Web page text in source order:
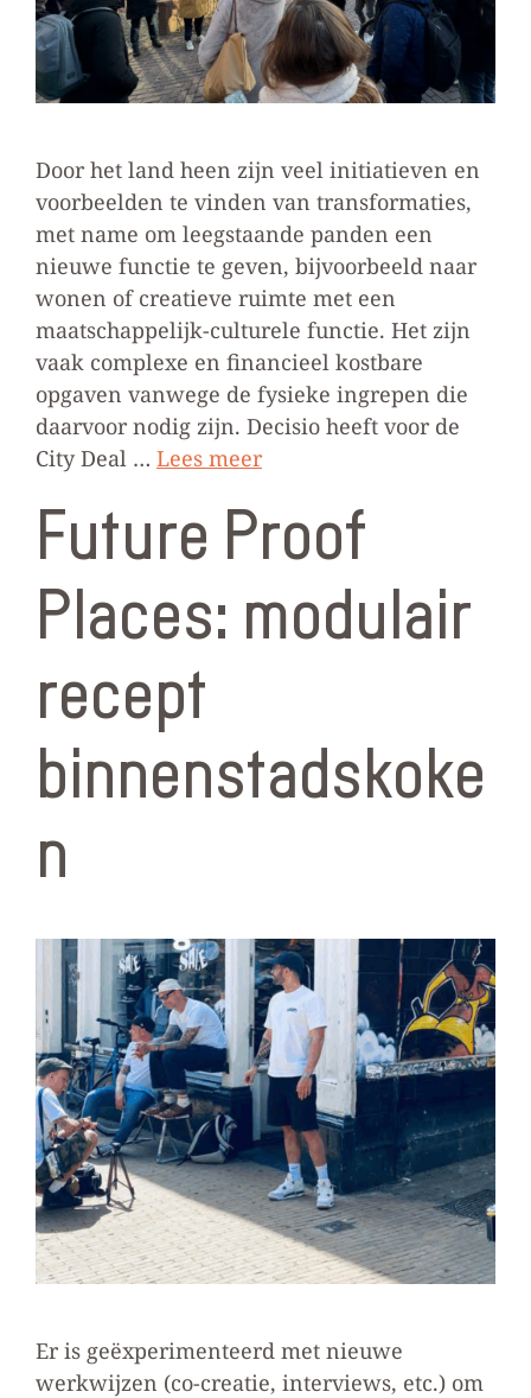
Door het land heen zijn veel initiatieven en
voorbeelden te vinden van transformaties,
met name om leegstaande panden een
nieuwe functie te geven, bijvoorbeeld naar
wonen of creatieve ruimte met een
maatschappelijk-culturele functie. Het zijn
vaak complexe en financieel kostbare
opgaven vanwege de fysieke ingrepen die
daarvoor nodig zijn. Decisio heeft voor de
City Deal … Lees meer
Future Proof
Places: modulair
recept
binnenstadskoke
n
Er is geëxperimenteerd met nieuwe
werkwijzen (co-creatie, interviews, etc.) om